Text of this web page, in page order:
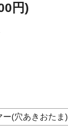
円)
ー(穴あきおたま)